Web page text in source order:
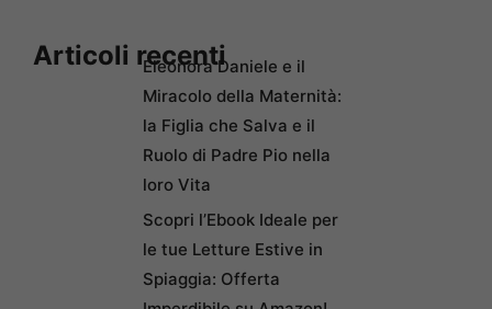
Articoli recentiEleonora Daniele e il
Miracolo della Maternità:
la Figlia che Salva e il
Ruolo di Padre Pio nella
loro Vita
Scopri l’Ebook Ideale per
le tue Letture Estive in
Spiaggia: Offerta